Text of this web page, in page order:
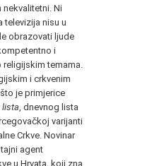
Ni
televizija nisu u
obrazovati ljude
i
temama.
i crkvenim
je primjerice
lista , dnevnog lista
varijanti
Crkve. Novinar
agent
u Hrvata, koji zna